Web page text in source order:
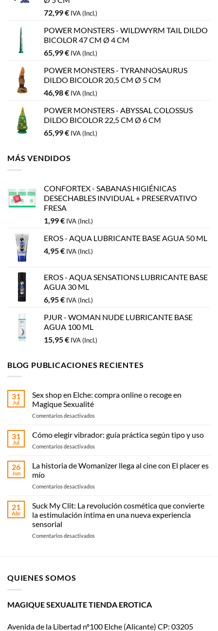
72,99€ IVA (Incl.)
POWER MONSTERS - WILDWYRM TAIL DILDO
BICOLOR 47 CM Ø 4 CM
65,99€ IVA (Incl.)
POWER MONSTERS - TYRANNOSAURUS
DILDO BICOLOR 20,5 CM Ø 5 CM
46,98€ IVA (Incl.)
POWER MONSTERS - ABYSSAL COLOSSUS
DILDO BICOLOR 22,5 CM Ø 6 CM
65,99€ IVA (Incl.)
MÁS VENDIDOS
CONFORTEX - SABANAS HIGIÉNICAS
DESECHABLES INVIDUAL + PRESERVATIVO
FRESA
1,99€ IVA (Incl.)
EROS - AQUA LUBRICANTE BASE AGUA 50 ML
4,95€ IVA (Incl.)
EROS - AQUA SENSATIONS LUBRICANTE BASE
AGUA 30 ML
6,95€ IVA (Incl.)
PJUR - WOMAN NUDE LUBRICANTE BASE
AGUA 100 ML
15,95€ IVA (Incl.)
BLOG PUBLICACIONES RECIENTES
31
Jul
Sex shop en Elche: compra online o recoge en
Magique Sexualité
Comentarios desactivadosen
shop
Elche:
online
en
Sexualité
31
Jul
Cómo elegir vibrador: guía práctica según tipo y uso
Comentarios desactivadosen
elegir
práctica
tipo
26
Jun
La historia de Womanizer llega al cine con El placer es
mío
Comentarios desactivadosen
historia
Womanizer
al
21
Abr
Suck My Clit: La revolución cosmética que convierte
la estimulación íntima en una nueva experiencia
sensorial
Comentarios desactivadosen
convierte
íntima
QUIENES SOMOS
MAGIQUE SEXUALITE TIENDA EROTICA
Avenida de la Libertad nº100 Elche (Alicante) CP: 03205